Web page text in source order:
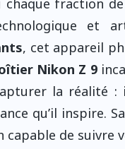
et
, cet appareil
Nikon Z 9
la réalité :
qu’il inspire.
capable de suivre